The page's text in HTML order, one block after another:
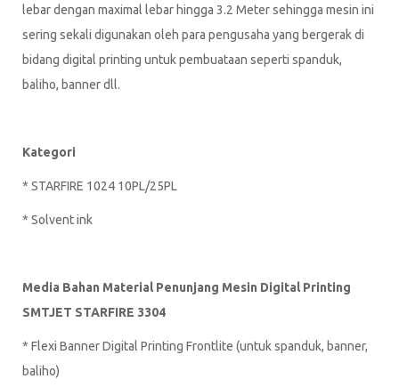
lebar dengan maximal lebar hingga 3.2 Meter sehingga mesin ini
sering sekali digunakan oleh para pengusaha yang bergerak di
bidang digital printing untuk pembuataan seperti spanduk,
baliho, banner dll.
Kategori
* STARFIRE 1024 10PL/25PL
* Solvent ink
Media Bahan Material Penunjang Mesin Digital Printing
SMTJET STARFIRE 3304
* Flexi Banner Digital Printing Frontlite (untuk spanduk, banner,
baliho)